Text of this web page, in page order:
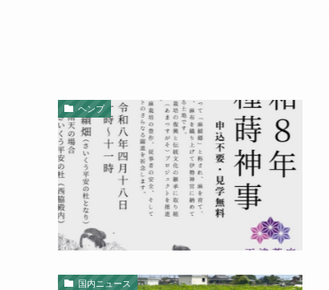
ヘンプ
国内ニュース